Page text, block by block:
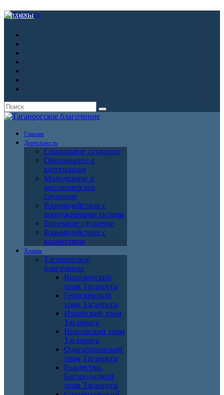
Архивы
Главная
Деятельность
Социальное служение
Образование и
катехизация
Молодежное и
миссионерское
служение
Взаимодействие с
вооруженными силами
Тюремное служение
Взаимодействие с
казачеством
Храмы
Таганрогское
благочиние
Всехсвятский
храм Таганрога
Георгиевский
храм Таганрога
Ильинский храм
Таганрога
Никольский храм
Таганрога
Одигитриевский
храм Таганрога
Рождество-
Богородицкий
храм Таганрога